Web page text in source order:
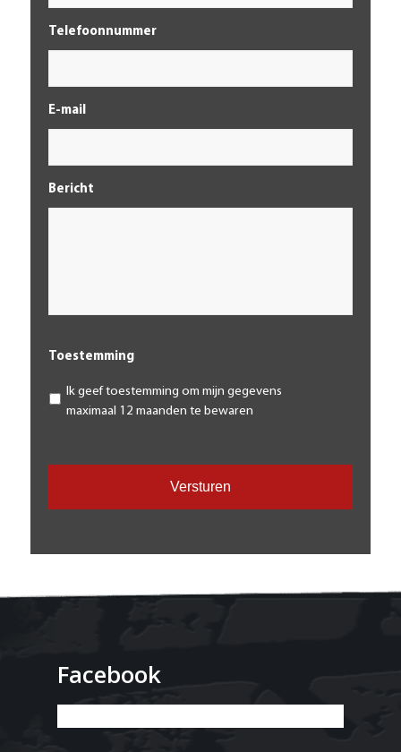
Telefoonnummer
E-mail
Bericht
Toestemming
Ik geef toestemming om mijn gegevens
maximaal 12 maanden te bewaren
Facebook